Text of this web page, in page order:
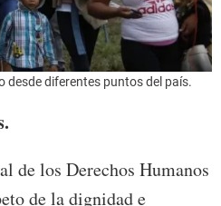
desde diferentes puntos del país.
de los Derechos Humanos
de la dignidad e